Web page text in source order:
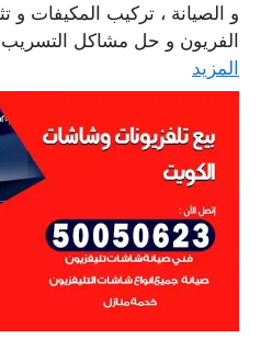
و الصيانة ، تركيب المكيفات و
الفريون و حل مشاكل التسريب
المزيد